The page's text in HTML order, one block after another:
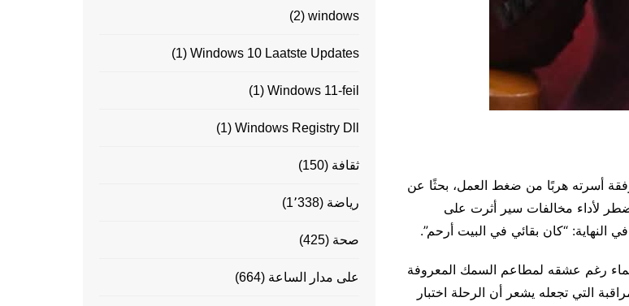
رفقة أسرته هربًا من ضغط العمل، بحثًا عن
لأداء مخالفات سير أثرت على
النهاية: “كان بقائي في البيت أرحم”.
رغم عشقه لمطاعم السمك المعروفة
التي تجعله يشعر أن الرحلة اختبار
windows
(2)
Windows 10 Laatste Updates
(1)
Windows 11-feil
(1)
Windows Registry Dll
(1)
ثقافة (150)
رياضة (1٬338)
صحة (425)
على مدار الساعة (664)